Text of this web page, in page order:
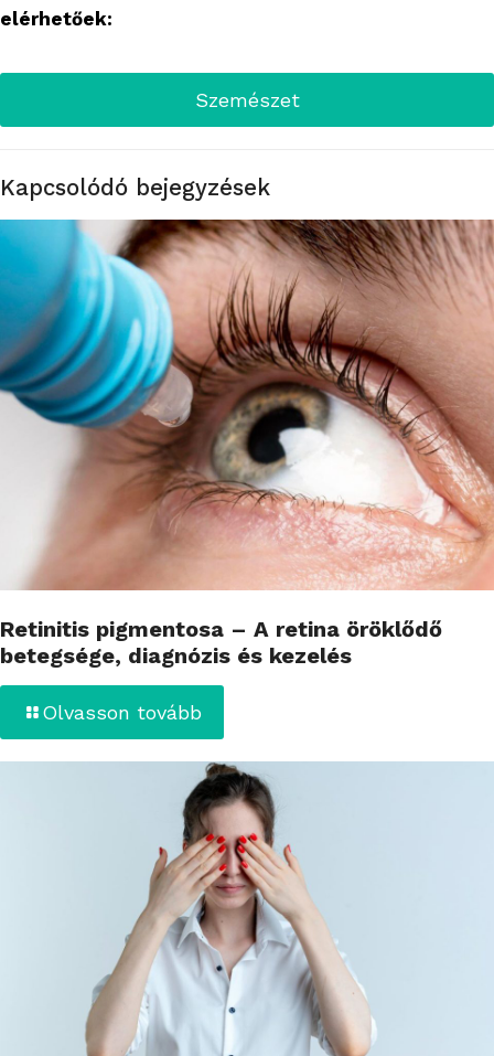
elérhetőek:
Szemészet
Kapcsolódó bejegyzések
Retinitis pigmentosa – A retina öröklődő
betegsége, diagnózis és kezelés
Olvasson tovább